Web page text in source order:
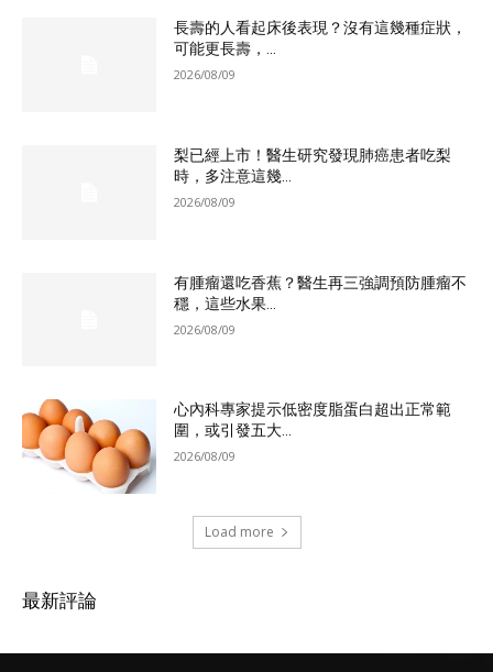
長壽的人看起床後表現？沒有這幾種症狀，
可能更長壽，...
2026/08/09
梨已經上市！醫生研究發現肺癌患者吃梨
時，多注意這幾...
2026/08/09
有腫瘤還吃香蕉？醫生再三強調預防腫瘤不
穩，這些水果...
2026/08/09
心內科專家提示低密度脂蛋白超出正常範
圍，或引發五大...
2026/08/09
Load more
最新評論